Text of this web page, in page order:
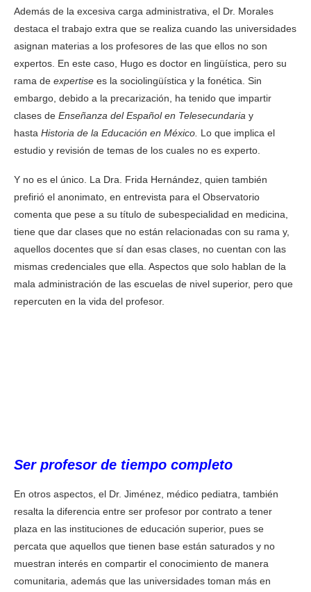
Además de la excesiva carga administrativa, el Dr. Morales
destaca el trabajo extra que se realiza cuando las universidades
asignan materias a los profesores de las que ellos no son
expertos. En este caso, Hugo es doctor en lingüística, pero su
rama de expertise es la sociolingüística y la fonética. Sin
embargo, debido a la precarización, ha tenido que impartir
clases de Enseñanza del Español en Telesecundaria y
hasta Historia de la Educación en México. Lo que implica el
estudio y revisión de temas de los cuales no es experto.
Y no es el único. La Dra. Frida Hernández, quien también
prefirió el anonimato, en entrevista para el Observatorio
comenta que pese a su título de subespecialidad en medicina,
tiene que dar clases que no están relacionadas con su rama y,
aquellos docentes que sí dan esas clases, no cuentan con las
mismas credenciales que ella. Aspectos que solo hablan de la
mala administración de las escuelas de nivel superior, pero que
repercuten en la vida del profesor.
Ser profesor de tiempo completo
En otros aspectos, el Dr. Jiménez, médico pediatra, también
resalta la diferencia entre ser profesor por contrato a tener
plaza en las instituciones de educación superior, pues se
percata que aquellos que tienen base están saturados y no
muestran interés en compartir el conocimiento de manera
comunitaria, además que las universidades toman más en